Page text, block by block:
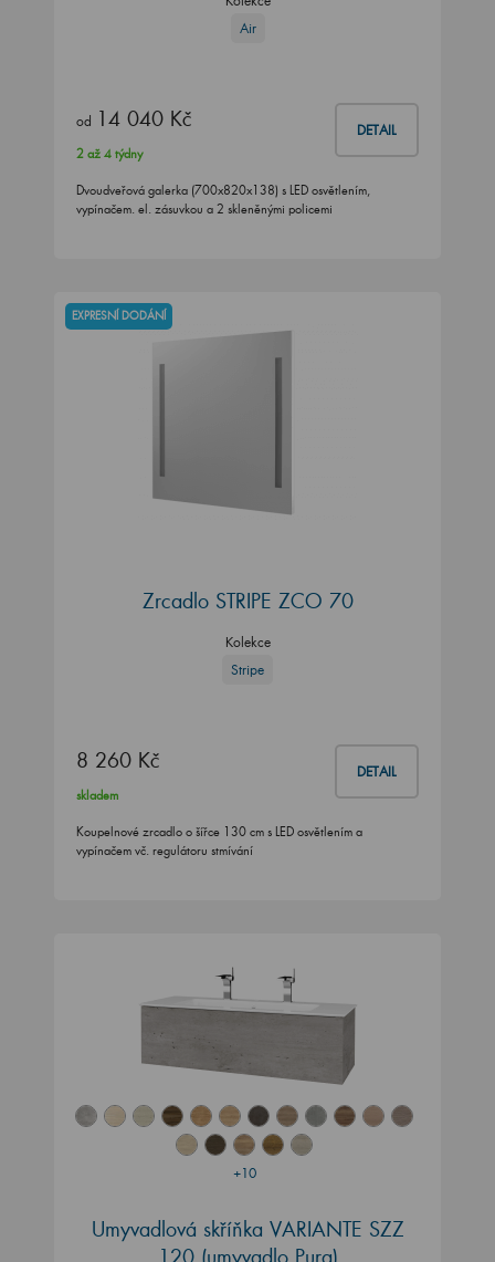
Air
od 14 040 Kč DETAIL
2 až 4 týdny
Dvoudveřová galerka (700x820x138) s LED osvětlením,
vypínačem. el. zásuvkou a 2 skleněnými policemi
EXPRESNÍ DODÁNÍ
Zrcadlo STRIPE ZCO 70
Kolekce
Stripe
8 260 Kč DETAIL
skladem
Koupelnové zrcadlo o šířce 130 cm s LED osvětlením a
vypínačem vč. regulátoru stmívání
+10
Umyvadlová skříňka VARIANTE SZZ
120 (umyvadlo Pura)